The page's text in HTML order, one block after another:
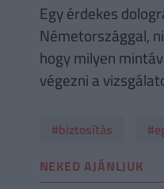
Egy érdekes
Németországgal,
hogy milyen
végezni a
#biztosítás
NEKED AJÁNLJUK